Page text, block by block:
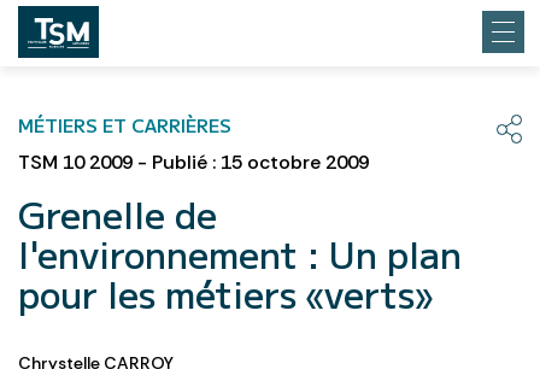
MÉTIERS ET CARRIÈRES
TSM 10 2009 - Publié : 15 octobre 2009
Grenelle de
l'environnement : Un plan
pour les métiers «verts»
Chrystelle CARROY